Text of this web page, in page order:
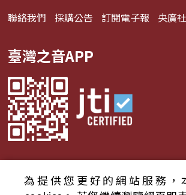
聯絡我們 採購公告 訂閱電子報 央廣
臺灣之音APP
© 2024財團法人中央廣播電臺
為提供您更好的網站服務，